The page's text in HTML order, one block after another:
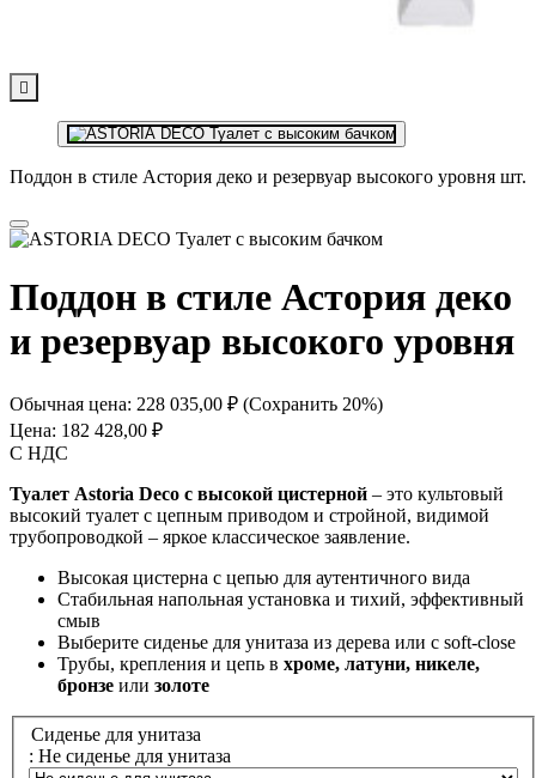

Поддон в стиле Астория деко и резервуар высокого уровня шт.
Поддон в стиле Астория деко
и резервуар высокого уровня
Обычная цена: 228 035,00 ₽ (Сохранить 20%)
Цена: 182 428,00 ₽
С НДС
Туалет Astoria Deco с высокой цистерной – это культовый
высокий туалет с цепным приводом и стройной, видимой
трубопроводкой – яркое классическое заявление.
Высокая цистерна с цепью для аутентичного вида
Стабильная напольная установка и тихий, эффективный
смыв
Выберите сиденье для унитаза из дерева или с soft-close
Трубы, крепления и цепь в хроме, латуни, никеле,
бронзе или золоте
Сиденье для унитаза
: Не сиденье для унитаза